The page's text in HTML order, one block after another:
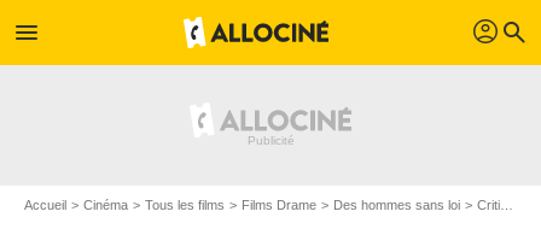
menu profil search
Accueil Cinéma Tous les films Films Drame Des hommes sans loi Critiques Des hommes sans loi